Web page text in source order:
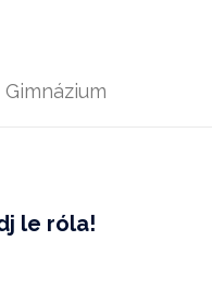
le róla!